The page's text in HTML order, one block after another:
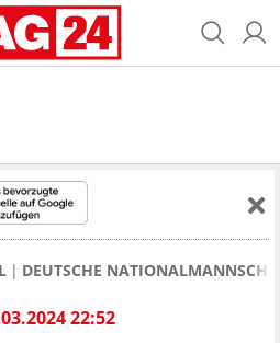
DEUTSCHE
22:52